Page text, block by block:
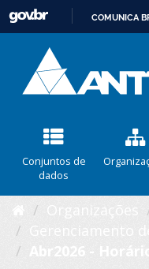
COMUNICA
Conjuntos de
dados